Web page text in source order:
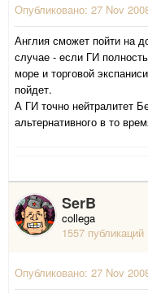
Опубликовано: 27 Nov
Англия сможет пойти на
случае - если ГИ
море и торговой
пойдет.
А ГИ точно нейтралитет
альтернативного в то
SerB
collega
1557 публикаций
Опубликовано: 27 Nov